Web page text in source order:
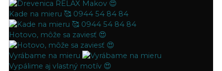
Kade na mieru 🥰 0944 54 84 84
Hotovo, môže sa zaviesť 😍
Vyrábame na mieru
Vypálime aj vlastný motív 😍